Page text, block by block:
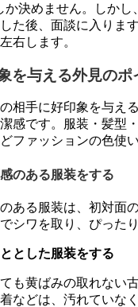
か決めません。しか
た後、面談に入りま
右します。
を与える外見の
相手に好印象を与え
潔感です。服装・髪型
ファッションの色使い
のある服装をする
ある服装は、初対面
シワを取り、ぴった
とした服装をする
も黄ばみの取れない
などは、汚れていな